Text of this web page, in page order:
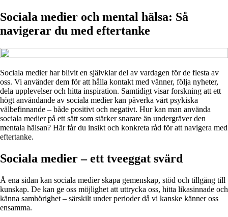
Sociala medier och mental hälsa: Så
navigerar du med eftertanke
Sociala medier har blivit en självklar del av vardagen för de flesta av
oss. Vi använder dem för att hålla kontakt med vänner, följa nyheter,
dela upplevelser och hitta inspiration. Samtidigt visar forskning att ett
högt användande av sociala medier kan påverka vårt psykiska
välbefinnande – både positivt och negativt. Hur kan man använda
sociala medier på ett sätt som stärker snarare än undergräver den
mentala hälsan? Här får du insikt och konkreta råd för att navigera med
eftertanke.
Sociala medier – ett tveeggat svärd
Å ena sidan kan sociala medier skapa gemenskap, stöd och tillgång till
kunskap. De kan ge oss möjlighet att uttrycka oss, hitta likasinnade och
känna samhörighet – särskilt under perioder då vi kanske känner oss
ensamma.